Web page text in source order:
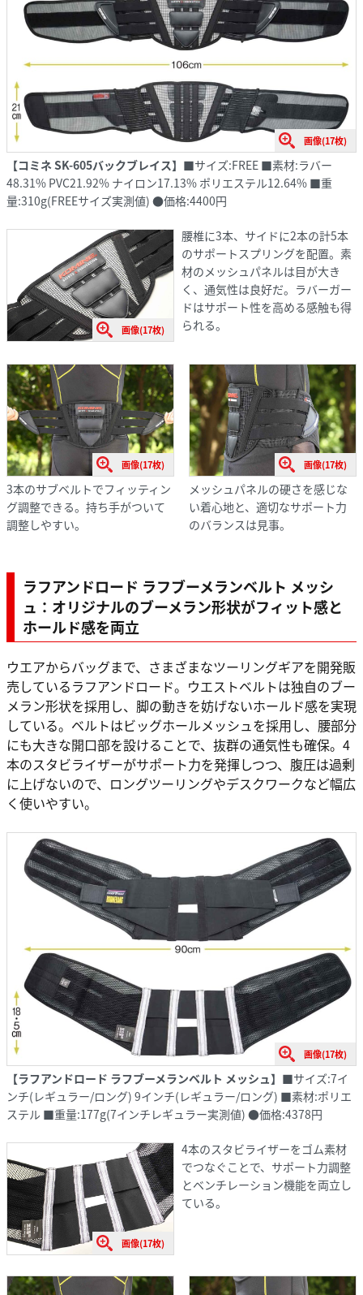
画像(17枚)
【コミネ SK-605バックブレイス】 ■サイズ:FREE ■素材:ラバー
48.31% PVC21.92% ナイロン17.13% ポリエステル12.64% ■重
量:310g(FREEサイズ実測値) ●価格:4400円
画像(17枚)
腰椎に3本、サイドに2本の計5本
のサポートスプリングを配置。素
材のメッシュパネルは目が大き
く、通気性は良好だ。ラバーガー
ドはサポート性を高める感触も得
られる。
画像(17枚)
3本のサブベルトでフィッティン
グ調整できる。持ち手がついて
調整しやすい。
画像(17枚)
メッシュパネルの硬さを感じな
い着心地と、適切なサポート力
のバランスは見事。
ラフアンドロード ラフブーメランベルト メッシ
ュ：オリジナルのブーメラン形状がフィット感と
ホールド感を両立
ウエアからバッグまで、さまざまなツーリングギアを開発販
売しているラフアンドロード。ウエストベルトは独自のブー
メラン形状を採用し、脚の動きを妨げないホールド感を実現
している。ベルトはビッグホールメッシュを採用し、腰部分
にも大きな開口部を設けることで、抜群の通気性も確保。4
本のスタビライザーがサポート力を発揮しつつ、腹圧は過剰
に上げないので、ロングツーリングやデスクワークなど幅広
く使いやすい。
画像(17枚)
【ラフアンドロード ラフブーメランベルト メッシュ】 ■サイズ:7イ
ンチ(レギュラー/ロング) 9インチ(レギュラー/ロング) ■素材:ポリエ
ステル ■重量:177g(7インチレギュラー実測値) ●価格:4378円
画像(17枚)
4本のスタビライザーをゴム素材
でつなぐことで、サポート力調整
とベンチレーション機能を両立し
ている。